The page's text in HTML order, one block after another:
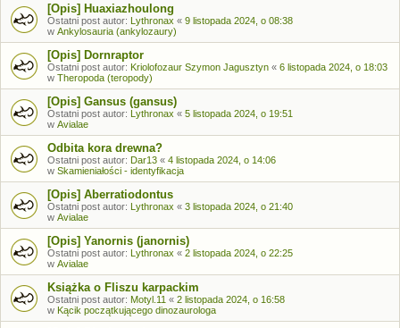
[Opis] Huaxiazhoulong
Ostatni post autor: Lythronax « 9 listopada 2024, o 08:38
w Ankylosauria (ankylozaury)
[Opis] Dornraptor
Ostatni post autor: Kriolofozaur Szymon Jagusztyn « 6 listopada 2024, o 18:03
w Theropoda (teropody)
[Opis] Gansus (gansus)
Ostatni post autor: Lythronax « 5 listopada 2024, o 19:51
w Avialae
Odbita kora drewna?
Ostatni post autor: Dar13 « 4 listopada 2024, o 14:06
w Skamieniałości - identyfikacja
[Opis] Aberratiodontus
Ostatni post autor: Lythronax « 3 listopada 2024, o 21:40
w Avialae
[Opis] Yanornis (janornis)
Ostatni post autor: Lythronax « 2 listopada 2024, o 22:25
w Avialae
Książka o Fliszu karpackim
Ostatni post autor: Motyl.11 « 2 listopada 2024, o 16:58
w Kącik początkującego dinozaurologa